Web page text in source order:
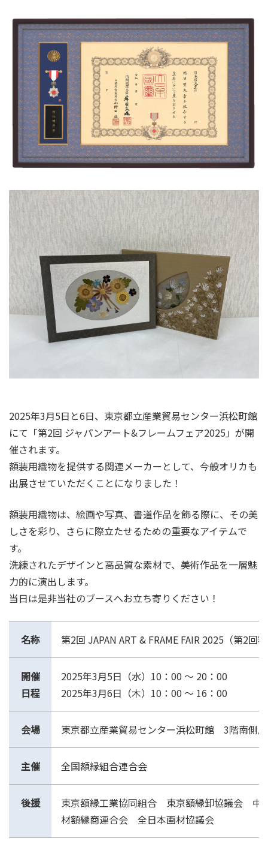
2025年3月5日と6日、東京都立産業貿易センター浜松町館
にて「第2回 ジャパンアート&フレームフェア2025」が開
催されます。
額装用織物を提供する関連メーカーとして、今般オリカも
出展させていただくことになりました！
額装用織物は、絵画や写真、書道作品を飾る際に、その美
しさを彩り、さらに際立たせるための重要なアイテムで
す。
洗練されたデザインと高品質な素材で、美術作品を一層魅
力的に演出します。
当日は是非当社のブースへお立ち寄りください！
名称 第2回 JAPAN ART & FRAME FAIR 2025（第2回
開催
日程
2025年3月5日（水）10：00 ～ 20：00
2025年3月6日（木）10：00 ～ 16：00
会場 東京都立産業貿易センター浜松町館 3階南側
主催 全国額縁組合連合会
後援
東京額縁工業協同組合 東京額縁卸協議会
材額縁商連合会 全日本画材協議会